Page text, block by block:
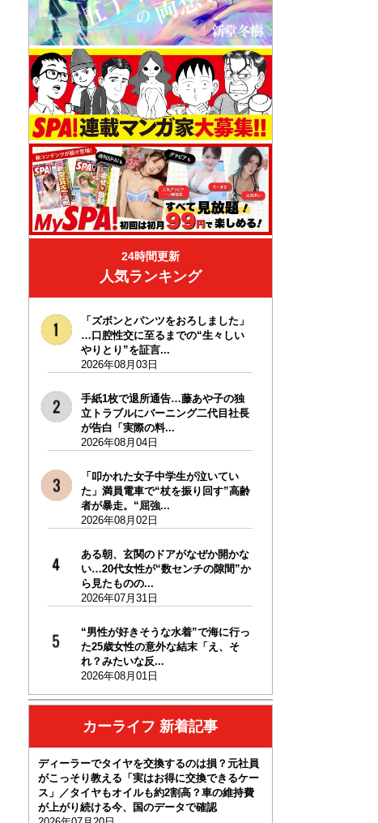
24時間更新
人気ランキング
「ズボンとパンツをおろしました」
…口腔性交に至るまでの“生々しい
やりとり”を証言...
2026年08月03日
手紙1枚で退所通告…藤あや子の独
立トラブルにバーニング二代目社長
が告白「実際の料...
2026年08月04日
「叩かれた女子中学生が泣いてい
た」満員電車で“杖を振り回す”高齢
者が暴走。“屈強...
2026年08月02日
ある朝、玄関のドアがなぜか開かな
い…20代女性が“数センチの隙間”か
ら見たものの...
2026年07月31日
“男性が好きそうな水着”で海に行っ
た25歳女性の意外な結末「え、そ
れ？みたいな反...
2026年08月01日
カーライフ 新着記事
ディーラーでタイヤを交換するのは損？元社員
がこっそり教える「実はお得に交換できるケー
ス」／タイヤもオイルも約2割高？車の維持費
が上がり続ける今、国のデータで確認